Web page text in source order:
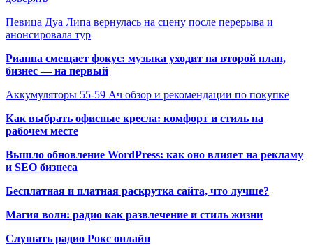
Певица Дуа Липа вернулась на сцену после перерыва и
анонсировала тур
Рианна смещает фокус: музыка уходит на второй план,
бизнес — на первый
Аккумуляторы 55-59 Ач обзор и рекомендации по покупке
Как выбрать офисные кресла: комфорт и стиль на
рабочем месте
Вышло обновление WordPress: как оно влияет на рекламу
и SEO бизнеса
Бесплатная и платная раскрутка сайта, что лучше?
Магия волн: радио как развлечение и стиль жизни
Слушать радио Рокс онлайн